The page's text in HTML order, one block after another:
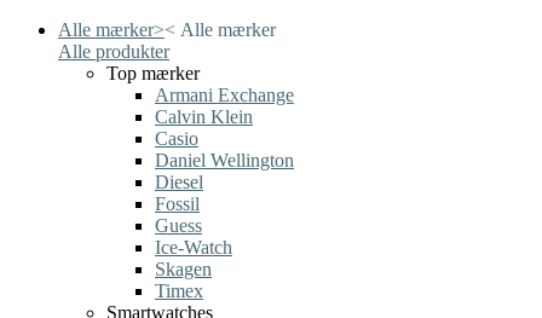
Alle mærker>< Alle mærker
Alle produkter
Top mærker
Armani Exchange
Calvin Klein
Casio
Daniel Wellington
Diesel
Fossil
Guess
Ice-Watch
Skagen
Timex
Smartwatches